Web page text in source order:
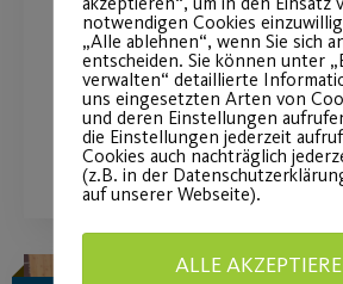
35% Rabatt auf den UVP
Artikel
WEITERLESEN
notwendigen Cookies
„Alle ablehnen“, wenn Sie sich
entscheiden. Sie können unter
verwalten“ detaillierte
uns eingesetzten Arten von
und deren Einstellungen
die Einstellungen jederzeit
Cookies auch nachträglich
(z.B. in der
auf unserer Webseite).
ALLE